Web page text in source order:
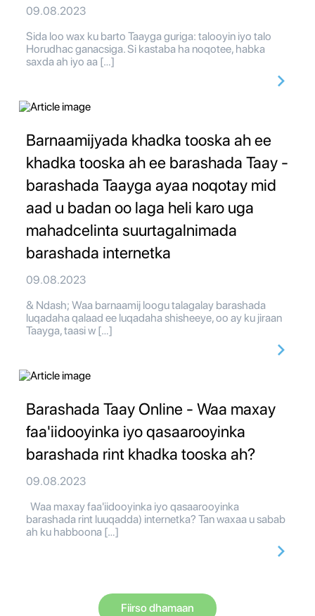
09.08.2023
Sida loo wax ku barto Taayga guriga: talooyin iyo talo
Horudhac ganacsiga. Si kastaba ha noqotee, habka
saxda ah iyo aa […]
Barnaamijyada khadka tooska ah ee
khadka tooska ah ee barashada Taay -
barashada Taayga ayaa noqotay mid
aad u badan oo laga heli karo uga
mahadcelinta suurtagalnimada
barashada internetka
09.08.2023
& Ndash; Waa barnaamij loogu talagalay barashada
luqadaha qalaad ee luqadaha shisheeye, oo ay ku jiraan
Taayga, taasi w […]
Barashada Taay Online - Waa maxay
faa'iidooyinka iyo qasaarooyinka
barashada rint khadka tooska ah?
09.08.2023
Waa maxay faa'iidooyinka iyo qasaarooyinka
barashada rint luuqadda) internetka? Tan waxaa u sabab
ah ku habboona […]
Fiirso dhamaan